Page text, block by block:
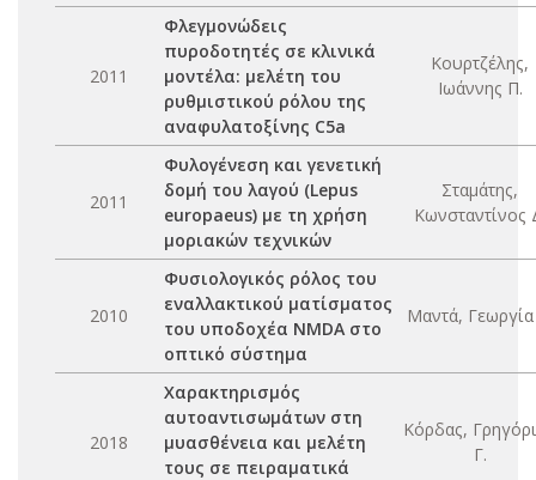
2011
Φλεγμονώδεις
πυροδοτητές σε κλινικά
μοντέλα: μελέτη του
ρυθμιστικού ρόλου της
αναφυλατοξίνης C5a
Κουρτζέλης,
Ιωάννης Π.
2011
Φυλογένεση και γενετική
δομή του λαγού (Lepus
europaeus) με τη χρήση
μοριακών τεχνικών
Σταμάτης,
Κωνσταντίνος
2010
Φυσιολογικός ρόλος του
εναλλακτικού ματίσματος
του υποδοχέα NMDA στο
οπτικό σύστημα
Μαντά,
2018
Χαρακτηρισμός
αυτοαντισωμάτων στη
μυασθένεια και μελέτη
τους σε πειραματικά
Κόρδας,
Γ.